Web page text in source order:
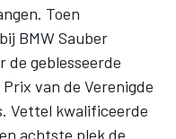
Toen
BMWSauber
geblesseerde
van de Verenigde
Vettel kwalificeerde
achtste plek de